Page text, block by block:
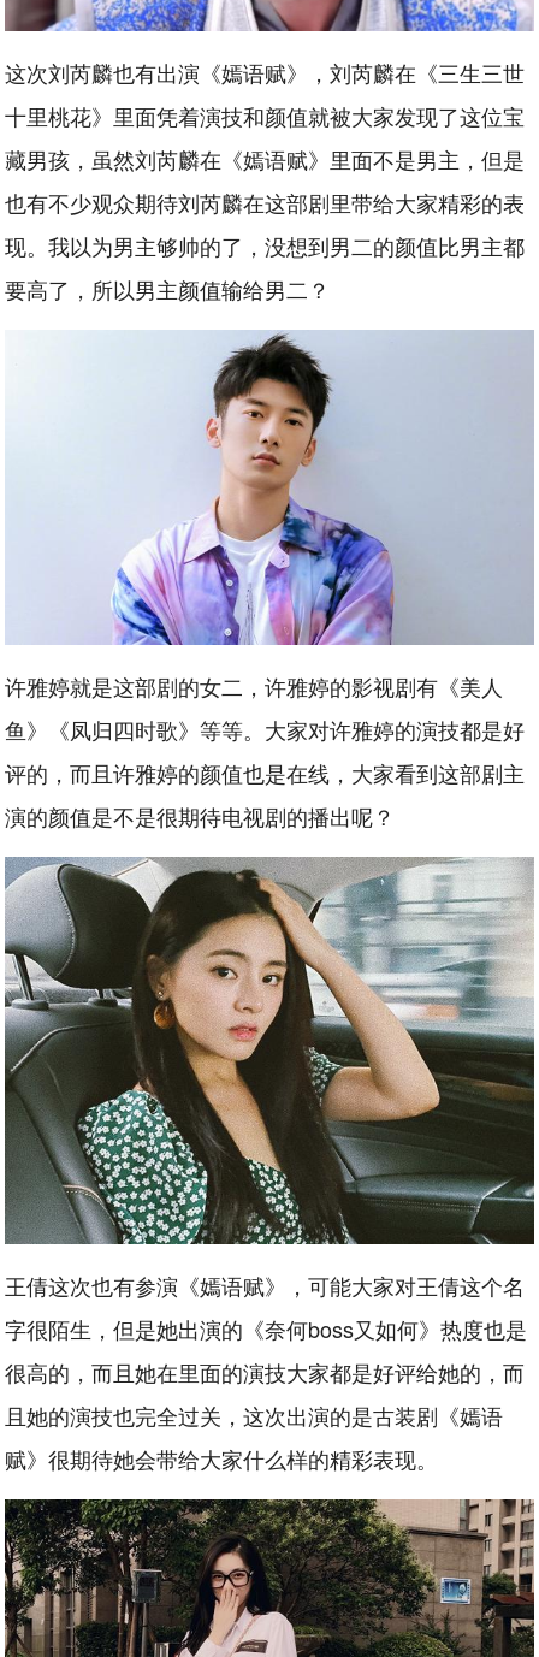
这次刘芮麟也有出演《嫣语赋》，刘芮麟在《三生三世
十里桃花》里面凭着演技和颜值就被大家发现了这位宝
藏男孩，虽然刘芮麟在《嫣语赋》里面不是男主，但是
也有不少观众期待刘芮麟在这部剧里带给大家精彩的表
现。我以为男主够帅的了，没想到男二的颜值比男主都
要高了，所以男主颜值输给男二？
许雅婷就是这部剧的女二，许雅婷的影视剧有《美人
鱼》《凤归四时歌》等等。大家对许雅婷的演技都是好
评的，而且许雅婷的颜值也是在线，大家看到这部剧主
演的颜值是不是很期待电视剧的播出呢？
王倩这次也有参演《嫣语赋》，可能大家对王倩这个名
字很陌生，但是她出演的《奈何boss又如何》热度也是
很高的，而且她在里面的演技大家都是好评给她的，而
且她的演技也完全过关，这次出演的是古装剧《嫣语
赋》很期待她会带给大家什么样的精彩表现。